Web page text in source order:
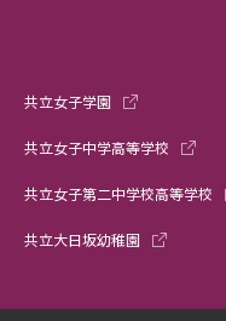
共立女子学園
共立女子中学高等学校
共立女子第二中学校高等学校
共立大日坂幼稚園